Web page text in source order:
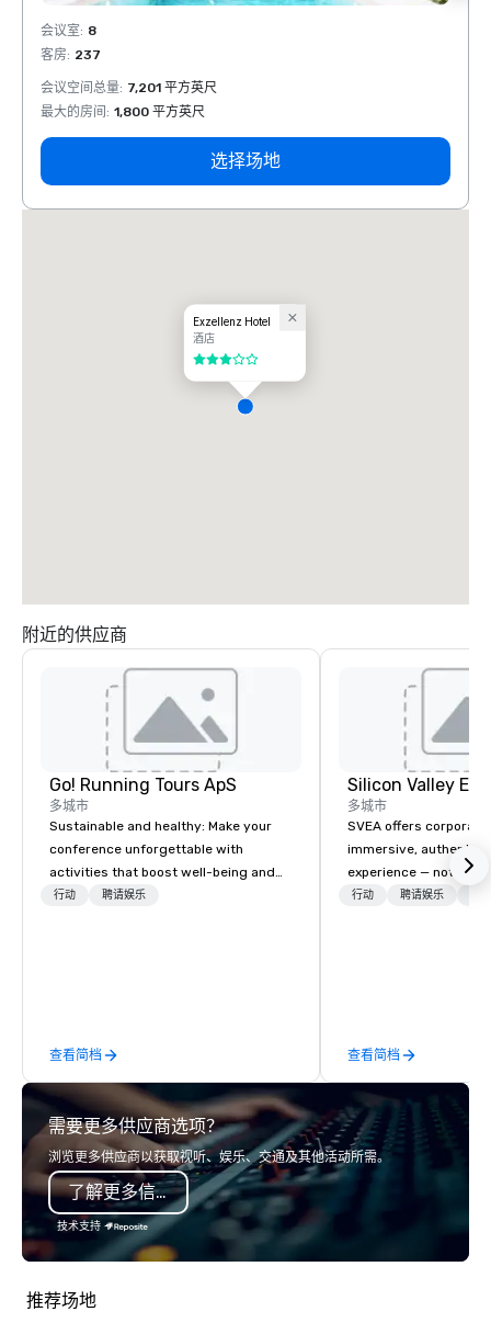
会议室: 8
客房: 237
会议空间总量: 7,201 平方英尺
最大的房间 : 1,800 平方英尺
选择场地
Exzellenz Hotel
酒店
3/5
附近的供应商
Go! Running Tours ApS
多城市
Sustainable and healthy: Make your
conference unforgettable with
activities that boost well-being and
lower carbon footprints. Explore the
行动 聘请娱乐
查看简档
多城市
SVEA offers
immersive, authentic
experience — not a
transformation. We
offsites. Whether
think like a Silicon
explore the mindsets
world's fastest-
or walk away with a
innovation playbook,
Fully customizable by
行动 聘请娱乐
查看简档
需要更多供应商选项？
浏览更多供应商以获取视听、娱乐、交通及其他活动所需。
了解更多信息
技术支持
推荐场地